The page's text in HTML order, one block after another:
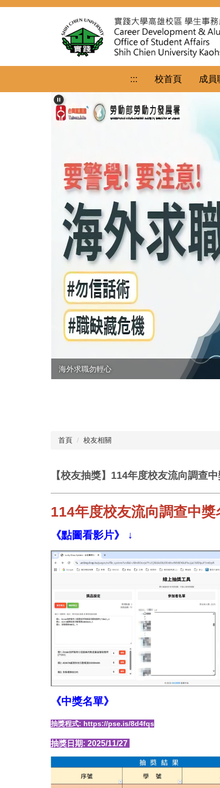
跳
::: 校首頁 成員
海外求職勿輕心
首頁 校友相關
【校友抽獎】114年度校友流向調查
114年度校友流向調查中獎
《點圖看影片》 ↓
《中獎名單》
抽獎程式: https://pse.is/8d4fqs
抽獎日期: 2025/11/27